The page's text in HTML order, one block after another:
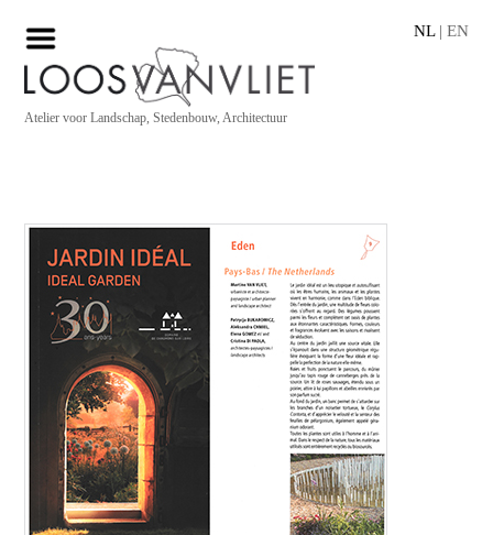
NL| EN
Atelier voor Landschap, Stedenbouw, Architectuur